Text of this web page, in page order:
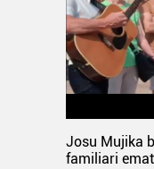
Josu Mujika
familiari